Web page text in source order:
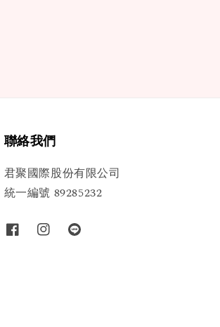
聯絡我們
君聚國際股份有限公司
統一編號 89285232